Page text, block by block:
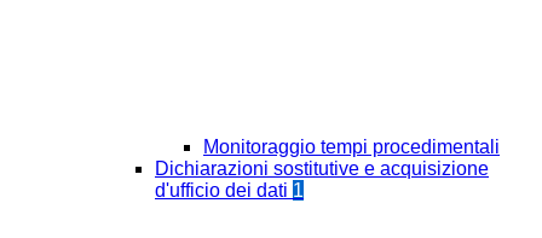
Monitoraggio tempi procedimentali
Dichiarazioni sostitutive e acquisizione
d'ufficio dei dati 1